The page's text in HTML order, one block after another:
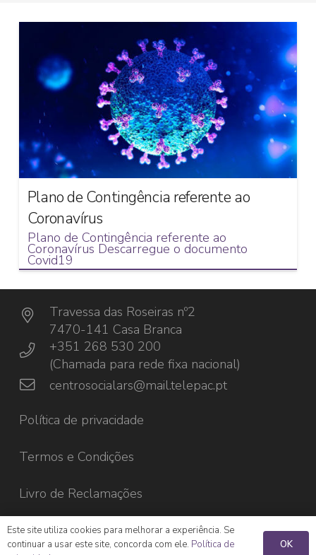
Plano de Contingência referente ao
Coronavírus
Plano de Contingência referente ao
Coronavírus Descarregue o documento
Covid19
Travessa das Roseiras nº2
7470-141 Casa Branca
+351 268 530 200
(Chamada para rede fixa nacional)
centrosocialars@mail.telepac.pt
Política de privacidade
Termos e Condições
Livro de Reclamações
Este site utiliza cookies para melhorar a experiência. Se
continuar a usar este site, concorda com ele. Política de
OK